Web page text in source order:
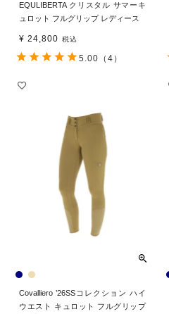
EQULIBERTA クリスタル サマーキ
ュロット フルグリップ レディース
¥ 24,800 税込
5.00 （4）
Covalliero ’26SSコレクション ハイ
ウエスト キュロット フルグリップ